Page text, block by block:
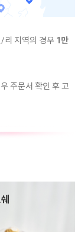
리 지역의 경우 1만
주문서 확인 후 고